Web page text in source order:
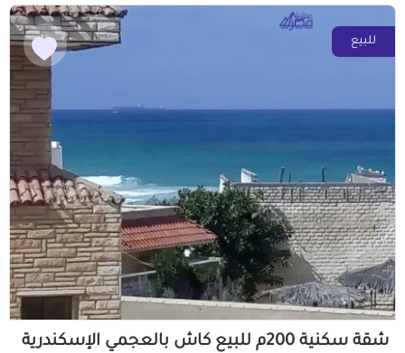
للبيع
شقة سكنية 200م للبيع كاش بالعجمي الإسكندرية